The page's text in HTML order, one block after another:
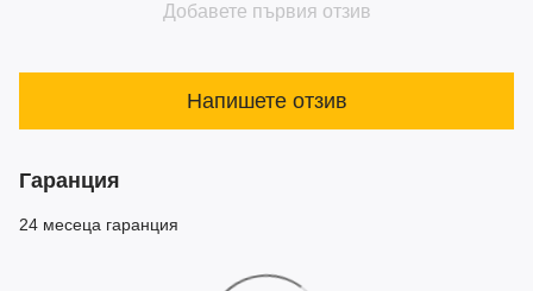
Добавете първия отзив
Напишете отзив
Гаранция
24 месеца гаранция